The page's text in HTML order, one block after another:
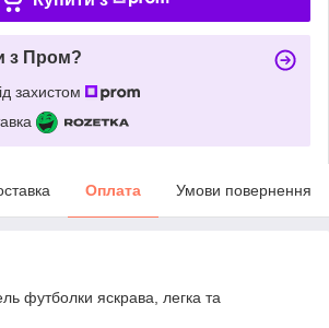
з Пром?
захистом
Оплата Умови повернення
футболки яскрава, легка та